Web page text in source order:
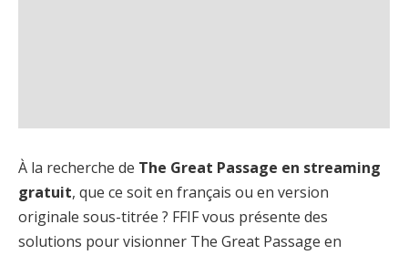
À la recherche de The Great Passage en streaming
gratuit, que ce soit en français ou en version
originale sous-titrée ? FFIF vous présente des
solutions pour visionner The Great Passage en